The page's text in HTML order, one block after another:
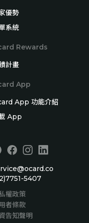
優勢
系統
Rewards
計畫
App
App 功能介紹
App
5407
權政策
者條款
告知聲明